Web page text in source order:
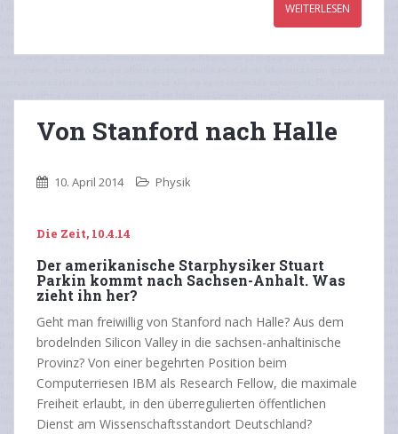
WEITERLESEN
Von Stanford nach Halle
10. April 2014 Physik
Die Zeit, 10.4.14
Der amerikanische Starphysiker Stuart
Parkin kommt nach Sachsen-Anhalt. Was
zieht ihn her?
Geht man freiwillig von Stanford nach Halle? Aus dem
brodelnden Silicon Valley in die sachsen-anhaltinische
Provinz? Von einer begehrten Position beim
Computerriesen IBM als Research Fellow, die maximale
Freiheit erlaubt, in den überregulierten öffentlichen
Dienst am Wissenschaftsstandort Deutschland?